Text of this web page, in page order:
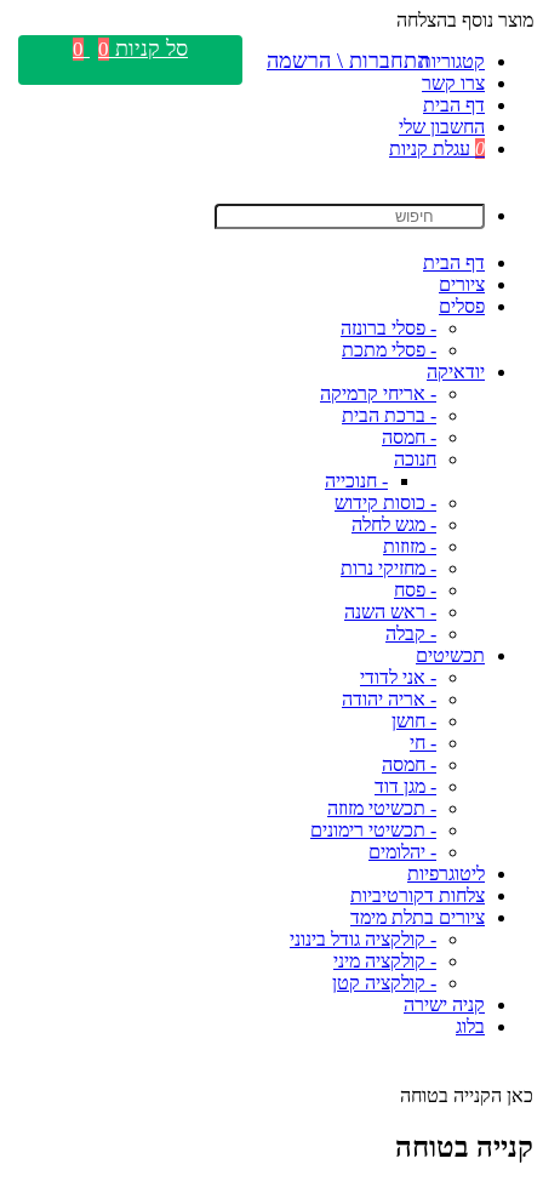
מוצר נוסף בהצלחה
קטגוריות
צרו קשר
דף הבית
החשבון שלי
0 עגלת קניות
דף הבית
ציורים
פסלים
- פסלי ברונזה
- פסלי מתכת
יודאיקה
- אריחי קרמיקה
- ברכת הבית
- חמסה
חנוכה
- חנוכייה
- כוסות קידוש
- מגש לחלה
- מזוזות
- מחזיקי נרות
- פסח
- ראש השנה
- קבלה
תכשיטים
- אני לדודי
- אריה יהודה
- חושן
- חי
- חמסה
- מגן דוד
- תכשיטי מזוזה
- תכשיטי רימונים
- יהלומים
ליטוגרפיות
צלחות דקורטיביות
ציורים בתלת מימד
- קולקציה גודל בינוני
- קולקציה מיני
- קולקציה קטן
קניה ישירה
בלוג
כאן הקנייה בטוחה
קנייה בטוחה
התחברות \ הרשמה סל קניות 0
0